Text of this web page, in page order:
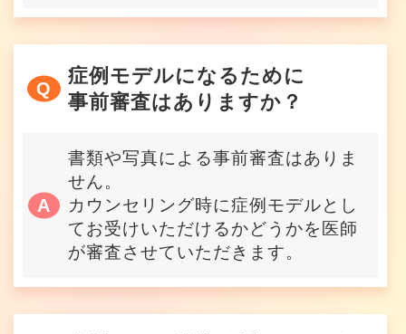
症例モデルになるために
事前審査はありますか？
書類や写真による事前審査はありま
せん。
カウンセリング時に症例モデルとし
てお受けいただけるかどうかを医師
が審査させていただきます。